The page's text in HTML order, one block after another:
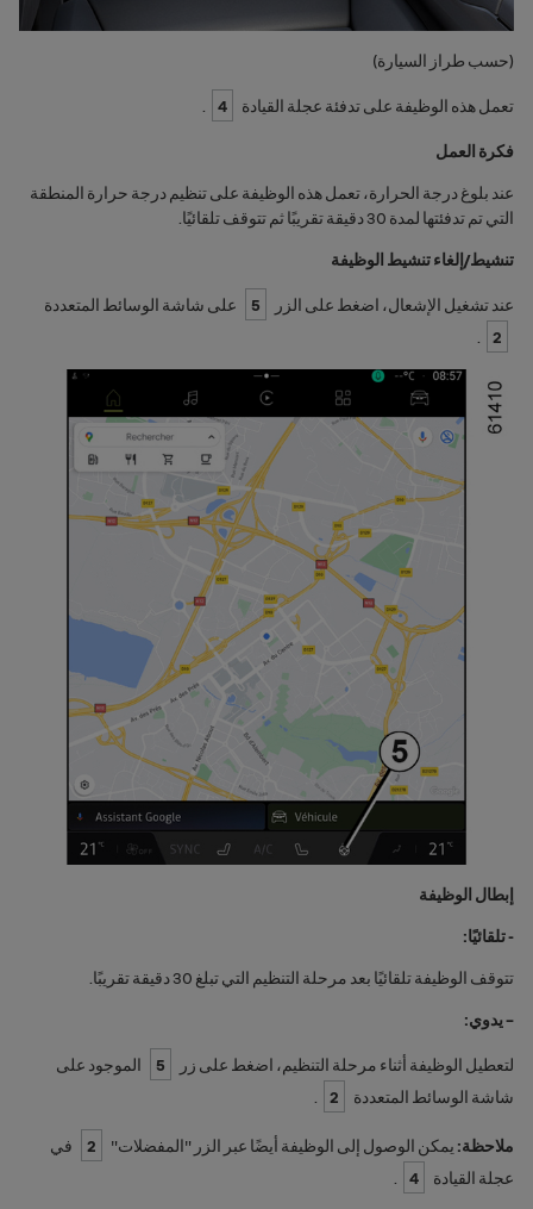
(حسب طراز السيارة)
تعمل هذه الوظيفة على تدفئة عجلة القيادة 4
فكرة العمل
عند بلوغ درجة الحرارة، تعمل هذه الوظيفة على تنظيم درجة حرارة المنطقة
التي تم تدفئتها لمدة 30 دقيقة تقريبًا ثم تتوقف تلقائيًا.
تنشيط/إلغاء تنشيط الوظيفة
عند تشغيل الإشعال، اضغط على الزر 5
على شاشة الوسائط المتعددة
2
إبطال الوظيفة
- تلقائيًا:
تتوقف الوظيفة تلقائيًا بعد مرحلة التنظيم التي تبلغ 30 دقيقة تقريبًا.
– يدوي:
لتعطيل الوظيفة أثناء مرحلة التنظيم، اضغط على زر 5
الموجود على
شاشة الوسائط المتعددة
2
ملاحظة: يمكن الوصول إلى الوظيفة أيضًا عبر الزر "المفضلات" 2
في
عجلة القيادة
4